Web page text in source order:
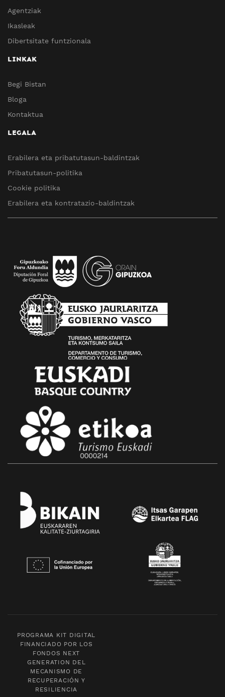
Agentziak
Ikasleak
Dibertsitate funtzionala
LINKAK
Begi Bistan
Bloga
Kontaktua
LEGALA
Erabilera eta pribatutasun-baldintzak
Pribatutasun-politika
Cookie politika
Erabilera eta kontratazio-baldintzak
PROGRAMA KIT DIGITAL
FINANCIADO POR LOS
FONDOS NEXT
GENERATION DEL
MECANISMO DE
RECUPERACIÓN Y
RESILIENCIA